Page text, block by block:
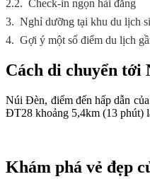
2.2. Check-in ngọn hải đăng
3. Nghỉ dưỡng tại khu du lịch
4. Gợi ý một số điểm du lịch
Cách di chuyển tới
Núi Đèn, điểm đến hấp dẫn
ĐT28 khoảng 5,4km (13 phút)
Khám phá vẻ đẹp